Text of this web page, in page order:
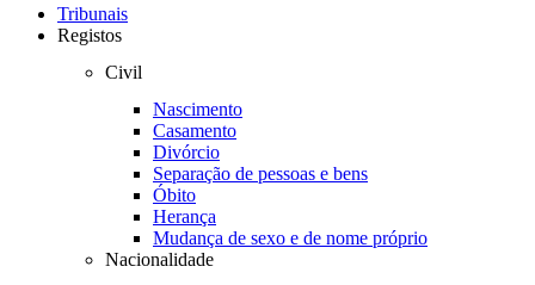
navigationTribunais
Registos
Civil
Nascimento
Casamento
Divórcio
Separação de pessoas e bens
Óbito
Herança
Mudança de sexo e de nome próprio
Nacionalidade